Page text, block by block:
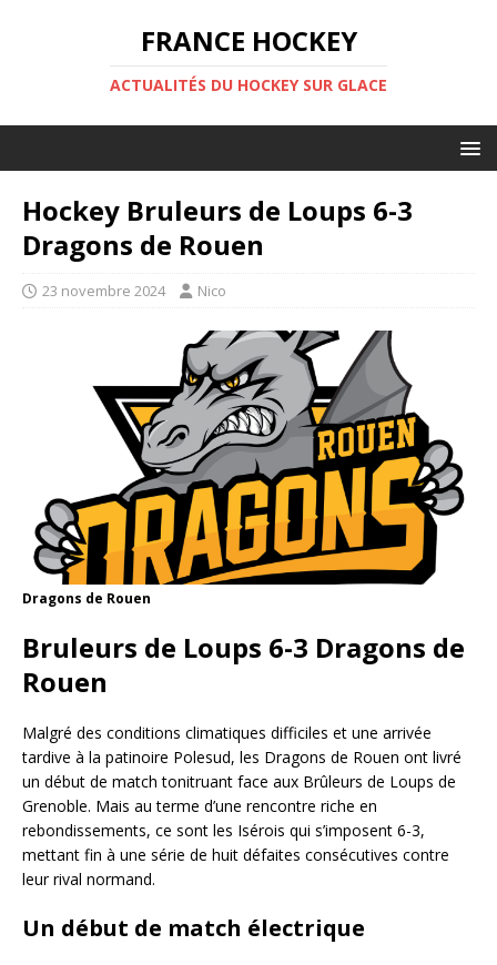
FRANCE HOCKEY
ACTUALITÉS DU HOCKEY SUR GLACE
Hockey Bruleurs de Loups 6-3
Dragons de Rouen
23 novembre 2024 Nico
Dragons de Rouen
Bruleurs de Loups 6-3 Dragons de
Rouen
Malgré des conditions climatiques difficiles et une arrivée
tardive à la patinoire Polesud, les Dragons de Rouen ont livré
un début de match tonitruant face aux Brûleurs de Loups de
Grenoble. Mais au terme d’une rencontre riche en
rebondissements, ce sont les Isérois qui s’imposent 6-3,
mettant fin à une série de huit défaites consécutives contre
leur rival normand.
Un début de match électrique